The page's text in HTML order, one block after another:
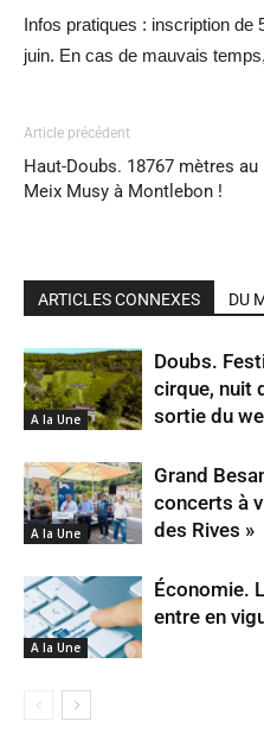
Infos pratiques : inscription de
juin. En cas de mauvais
Article précédent
Haut-Doubs. 18767 mètres au
Meix Musy à Montlebon !
ARTICLES CONNEXES DU
A la Une
Doubs.
cirque, nuit
sortie du
A la Une
Grand
concerts à
des Rives »
A la Une
Économie.
entre en